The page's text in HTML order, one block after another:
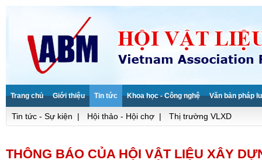
Trang chủ Giới thiệu Tin tức Khoa học - Công nghệ Văn bản pháp
Tin tức - Sự kiện | Hội thảo - Hội chợ | Thị trường VLXD
THÔNG BÁO CỦA HỘI VẬT LIỆU XÂY